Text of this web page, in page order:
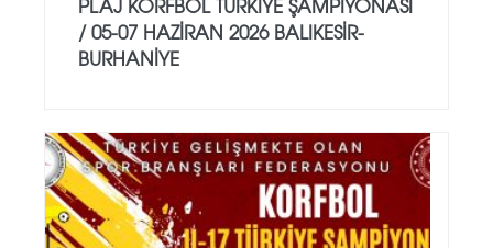
/ 05-07 HAZİRAN 2026 BALIKESİR-
BURHANİYE